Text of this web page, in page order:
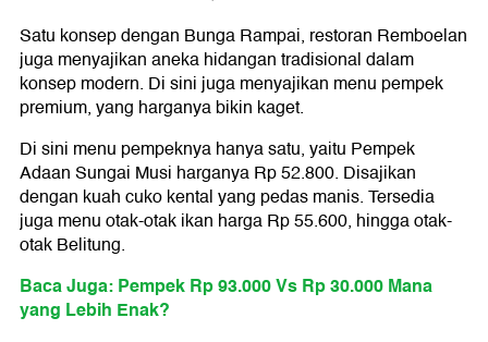
Satu konsep dengan Bunga Rampai, restoran Remboelan
juga menyajikan aneka hidangan tradisional dalam
konsep modern. Di sini juga menyajikan menu pempek
premium, yang harganya bikin kaget.
Di sini menu pempeknya hanya satu, yaitu Pempek
Adaan Sungai Musi harganya Rp 52.800. Disajikan
dengan kuah cuko kental yang pedas manis. Tersedia
juga menu otak-otak ikan harga Rp 55.600, hingga otak-
otak Belitung.
Baca Juga: Pempek Rp 93.000 Vs Rp 30.000 Mana
yang Lebih Enak?